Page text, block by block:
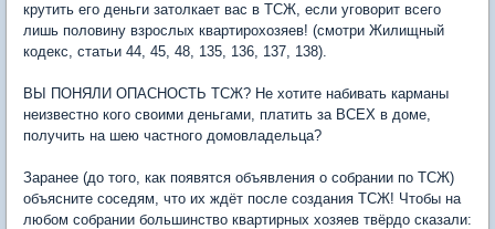
крутить его деньги затолкает вас в ТСЖ, если уговорит всего
лишь половину взрослых квартирохозяев! (смотри Жилищный
кодекс, статьи 44, 45, 48, 135, 136, 137, 138).
ВЫ ПОНЯЛИ ОПАСНОСТЬ ТСЖ? Не хотите набивать карманы
неизвестно кого своими деньгами, платить за ВСЕХ в доме,
получить на шею частного домовладельца?
Заранее (до того, как появятся объявления о собрании по ТСЖ)
объясните соседям, что их ждёт после создания ТСЖ! Чтобы на
любом собрании большинство квартирных хозяев твёрдо сказали: